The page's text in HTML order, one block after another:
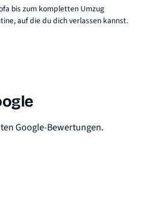
bis zum kompletten Umzug
auf die du dich verlassen kannst.
Google-Bewertungen.